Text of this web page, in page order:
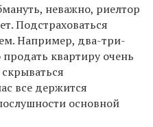
неважно, риелтор
Подстраховаться
Например, два-три-
квартиру очень
все держится
основной